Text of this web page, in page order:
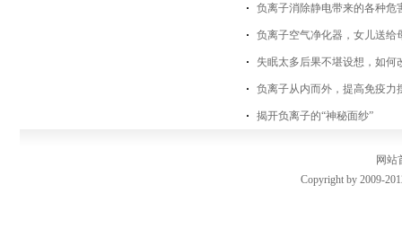
负离子消除静电带来的各种危
负离子空气净化器，女儿送给
失眠太多后果不堪设想，如何
负离子从内而外，提高免疫力
揭开负离子的“神秘面纱”
网站
Copyright by 2009-